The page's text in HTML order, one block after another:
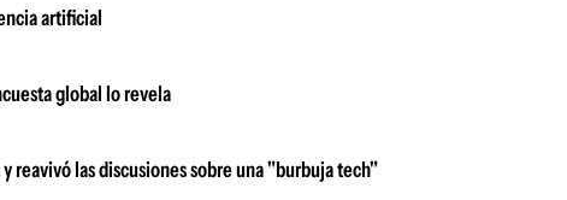
artificial
global lo revela
reavivó las discusiones sobre una "burbuja tech"